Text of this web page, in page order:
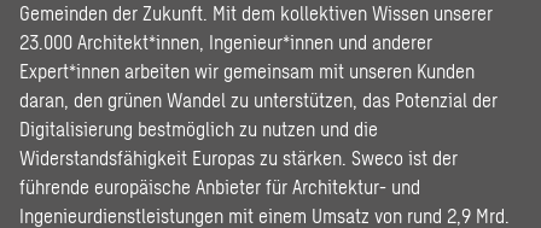
Gemeinden der Zukunft. Mit dem kollektiven Wissen unserer
23.000 Architekt*innen, Ingenieur*innen und anderer
Expert*innen arbeiten wir gemeinsam mit unseren Kunden
daran, den grünen Wandel zu unterstützen, das Potenzial der
Digitalisierung bestmöglich zu nutzen und die
Widerstandsfähigkeit Europas zu stärken. Sweco ist der
führende europäische Anbieter für Architektur- und
Ingenieurdienstleistungen mit einem Umsatz von rund 2,9 Mrd.